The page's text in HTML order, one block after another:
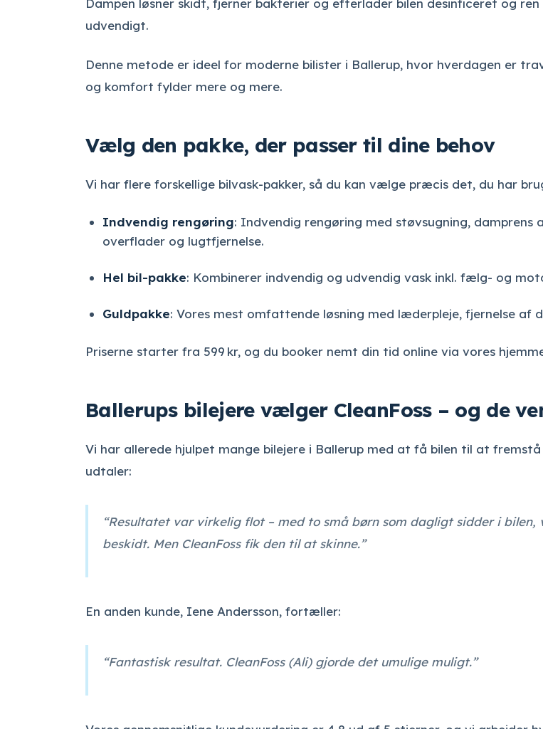
Dampen løsner skidt, fjerner bakterier og efterlader bilen desinficeret og
udvendigt.
Denne metode er ideel for moderne bilister i Ballerup, hvor hverdagen er
og komfort fylder mere og mere.
Vælg den pakke, der passer til dine behov
Vi har flere forskellige bilvask-pakker, så du kan vælge præcis det, du har
Indvendig rengøring: Indvendig rengøring med støvsugning, damprens
overflader og lugtfjernelse.
Hel bil-pakke: Kombinerer indvendig og udvendig vask inkl. fælg- og
Guldpakke: Vores mest omfattende løsning med læderpleje, fjernelse af
Priserne starter fra 599 kr, og du booker nemt din tid online via vores
Ballerups bilejere vælger CleanFoss – og de
Vi har allerede hjulpet mange bilejere i Ballerup med at få bilen til at fremstå
udtaler:
“Resultatet var virkelig flot – med to små børn som dagligt sidder i bilen,
beskidt. Men CleanFoss fik den til at skinne.”
En anden kunde, Iene Andersson, fortæller:
“Fantastisk resultat. CleanFoss (Ali) gjorde det umulige muligt.”